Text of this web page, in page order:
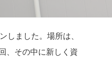
しました。場所は、
、その中に新しく資